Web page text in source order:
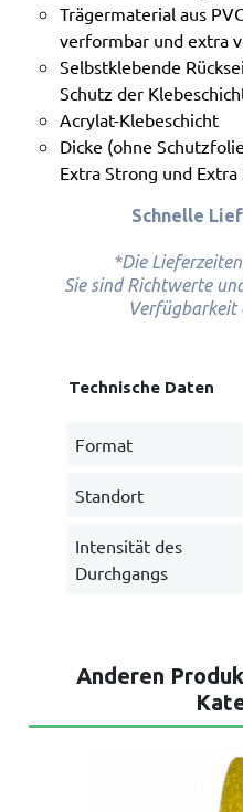
Trägermaterial aus
verformbar und extra
Selbstklebende
Schutz der
Acrylat-Klebeschicht
Dicke (ohne
Extra Strong und
Schnelle
*Die
Sie sind Richtwerte
Verfügbarkeit
Technische Daten
Format
Standort
Intensität des
Durchgangs
Anderen